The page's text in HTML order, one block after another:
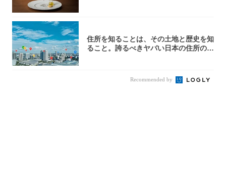
住所を知ることは、その土地と歴史を知
ること。誇るべきヤバい日本の住所の世
Recommended by